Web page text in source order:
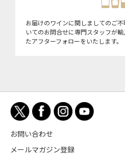
お届けのワインに関しましてのご
いてのお問合せに専門スタッフが
たアフターフォローをいたします。
お問い合わせ
メールマガジン登録